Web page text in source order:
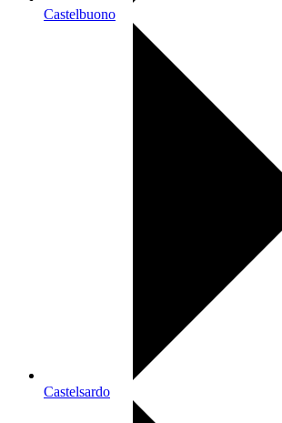
Castelbuono
Castelsardo